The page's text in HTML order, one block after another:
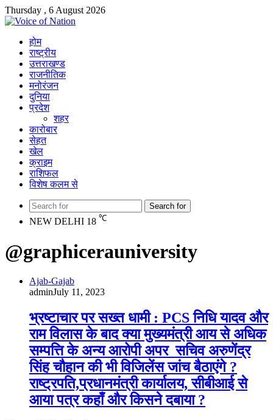
Thursday , 6 August 2026
होम
राष्ट्रीय
उत्तराखण्ड
राजनीतिक
मनोरंजन
दुनिया
प्रदेश
शहर
कारोबार
सेहत
खेल
क्राइम
राशिफल
विशेष कलम से
Search for
NEW DELHI 18 ℃
@graphicerauniversity
Ajab-Gajab
adminJuly 11, 2023
भ्रष्टाचार पर सख्त धामी : PCS निधि यादव और
राम विलास के बाद क्या मुख्यमंत्री आय से अधिक
सम्पत्ति के अन्य आरोपी अपर सचिव अरुणेंद्र
सिंह चौहान की भी विजिलेंस जांच बैठाएंगे ?
राष्ट्रपति,प्रधानमंत्री कार्यालय, सीबीआई से
आया पत्र कहाँ और किसने दबाया ?